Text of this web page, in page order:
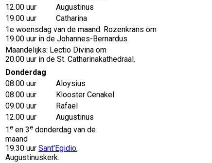
12.00 uur
Augustinus
19.00 uur
Catharina
1e woensdag van de maand: Rozenkrans om
19.00 uur in de Johannes-Bernardus.
Maandelijks: Lectio Divina om
20.00 uur in de St. Catharinakathedraal.
Donderdag
08.00 uur
Aloysius
08.00 uur
Klooster Cenakel
09.00 uur
Rafael
12.00 uur
Augustinus
1e en 3e donderdag van de
maand
19.30 uur Sant'Egidio,
Augustinuskerk.